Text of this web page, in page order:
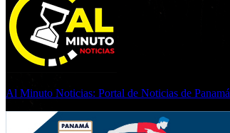
Al Minuto Noticias: Portal de Noticias de Panamá